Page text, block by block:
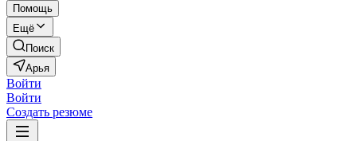
Помощь
Ещё
Поиск
Арья
Войти
Войти
Создать резюме